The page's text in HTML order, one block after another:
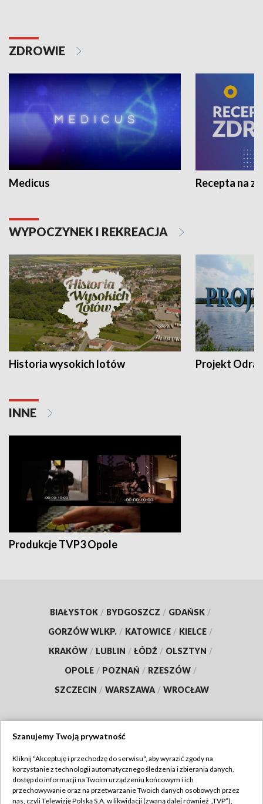
ZDROWIE
Medicus Recepta na
WYPOCZYNEK I REKREACJA
Historia wysokich lotów Projekt Odra
INNE
Produkcje TVP3 Opole
BIAŁYSTOK / BYDGOSZCZ / GDAŃSK /
GORZÓW WLKP. / KATOWICE / KIELCE /
KRAKÓW / LUBLIN / ŁÓDŹ / OLSZTYN /
OPOLE / POZNAŃ / RZESZÓW /
SZCZECIN / WARSZAWA / WROCŁAW
TVP
Abonament TVP
Regulamin TVP
Szanujemy Twoją prywatność
Kliknij "Akceptuję i przechodzę do serwisu", aby wyrazić zgody na
korzystanie z technologii automatycznego śledzenia i zbierania danych,
dostęp do informacji na Twoim urządzeniu końcowym i ich
przechowywanie oraz na przetwarzanie Twoich danych osobowych przez
nas, czyli Telewizję Polską S.A. w likwidacji (zwaną dalej również „TVP”),